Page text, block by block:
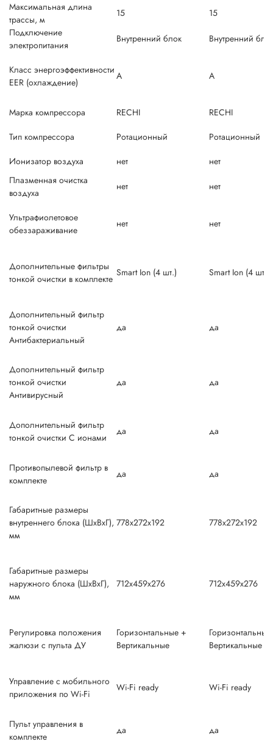
Максимальная длина
трассы, м
15
15
Подключение
электропитания
Внутренний блок Внутренний
Класс энергоэффективности
EER (охлаждение)
A A
Марка компрессора RECHI
RECHI
Тип компрессора
Ротационный
Ротационный
Ионизатор воздуха
нет
нет
Плазменная очистка
воздуха
нет нет
Ультрафиолетовое
обеззараживание
нет нет
Дополнительные фильтры
тонкой очистки в комплекте
Smart Ion (4 шт.) Smart Ion (4 шт.)
Дополнительный фильтр
тонкой очистки
Антибактериальный
да да
Дополнительный фильтр
тонкой очистки
Антивирусный
да да
Дополнительный фильтр
тонкой очистки С ионами
да да
Противопылевой фильтр в
комплекте
да да
Габаритные размеры
внутреннего блока (ШxВxГ),
мм
778x272x192 778x272x192
Габаритные размеры
наружного блока (ШxВxГ),
мм
712x459x276 712x459x276
Регулировка положения
жалюзи с пульта ДУ
Горизонтальные +
Вертикальные
Вертикальные
Управление c мобильного
приложения по Wi-Fi
Wi-Fi ready Wi-Fi ready
Пульт управления в
комплекте
да да